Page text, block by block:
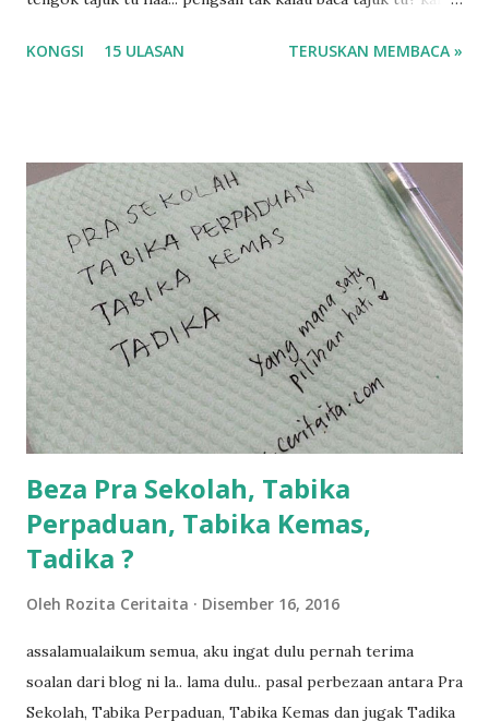
tau? yang sebut tu anak aku....diulangi ANAK AKU ....adoiiii
balik keja aku ajak la shah singgah Giant beli barang
sikit...dalam perjalanan dari dalam kereta tu biasalah kan
kami memang akan pimpin anak-anak jalan sampai masuk
dalam... dan kebiasanya bagi anak 4 macam kami ni bahagi-
bahagi lah siapa nak pimpin siapa... dan biasanya aku akan
dukung adik hadi sambil pimpin kakak husna... yang abg
ngah dengan abg long terserah pada shah la pulak.. tapi
kalau ikut anak-anak semua nak ummi pimpin... ajer rebeh
ba...
KONGSI 15 ULASAN TERUSKAN MEMBACA »
Beza Pra Sekolah, Tabika
Perpaduan, Tabika Kemas,
Tadika ?
Oleh Rozita Ceritaita Disember 16, 2016
assalamualaikum semua, aku ingat dulu pernah terima
soalan dari blog ni la.. lama dulu.. pasal perbezaan antara Pra
Sekolah, Tabika Perpaduan, Tabika Kemas dan jugak Tadika